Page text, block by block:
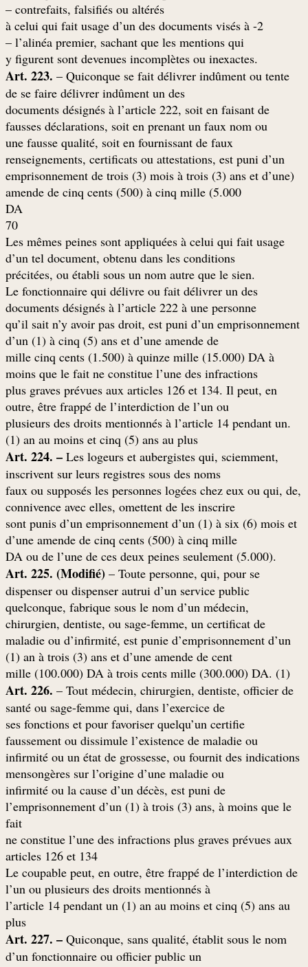
contrefaits, falsifiés ou altérés –
2- à celui qui fait usage d’un des documents visés à
l’alinéa premier, sachant que les mentions qui –
.y figurent sont devenues incomplètes ou inexactes
Art. 223. – Quiconque se fait délivrer indûment ou tente
de se faire délivrer indûment un des
documents désignés à l’article 222, soit en faisant de
fausses déclarations, soit en prenant un faux nom ou
une fausse qualité, soit en fournissant de faux
renseignements, certificats ou attestations, est puni d’un
(emprisonnement de trois (3) mois à trois (3) ans et d’une
amende de cinq cents (500) à cinq mille (5.000
DA
70
Les mêmes peines sont appliquées à celui qui fait usage
d’un tel document, obtenu dans les conditions
.précitées, ou établi sous un nom autre que le sien
Le fonctionnaire qui délivre ou fait délivrer un des
documents désignés à l’article 222 à une personne
qu’il sait n’y avoir pas droit, est puni d’un emprisonnement
d’un (1) à cinq (5) ans et d’une amende de
mille cinq cents (1.500) à quinze mille (15.000) DA à
moins que le fait ne constitue l’une des infractions
plus graves prévues aux articles 126 et 134. Il peut, en
outre, être frappé de l’interdiction de l’un ou
.plusieurs des droits mentionnés à l’article 14 pendant un
(1) an au moins et cinq (5) ans au plus
Art. 224. – Les logeurs et aubergistes qui, sciemment,
inscrivent sur leurs registres sous des noms
,faux ou supposés les personnes logées chez eux ou qui, de
connivence avec elles, omettent de les inscrire
sont punis d’un emprisonnement d’un (1) à six (6) mois et
d’une amende de cinq cents (500) à cinq mille
.(5.000) DA ou de l’une de ces deux peines seulement
Art. 225. (Modifié) – Toute personne, qui, pour se
dispenser ou dispenser autrui d’un service public
quelconque, fabrique sous le nom d’un médecin,
chirurgien, dentiste, ou sage-femme, un certificat de
maladie ou d’infirmité, est punie d’emprisonnement d’un
(1) an à trois (3) ans et d’une amende de cent
(mille (100.000) DA à trois cents mille (300.000) DA. (1
Art. 226. – Tout médecin, chirurgien, dentiste, officier de
santé ou sage-femme qui, dans l’exercice de
ses fonctions et pour favoriser quelqu’un certifie
faussement ou dissimule l’existence de maladie ou
infirmité ou un état de grossesse, ou fournit des indications
mensongères sur l’origine d’une maladie ou
infirmité ou la cause d’un décès, est puni de
l’emprisonnement d’un (1) à trois (3) ans, à moins que le
fait
ne constitue l’une des infractions plus graves prévues aux
articles 126 et 134
Le coupable peut, en outre, être frappé de l’interdiction de
l’un ou plusieurs des droits mentionnés à
l’article 14 pendant un (1) an au moins et cinq (5) ans au
plus
Art. 227. – Quiconque, sans qualité, établit sous le nom
d’un fonctionnaire ou officier public un